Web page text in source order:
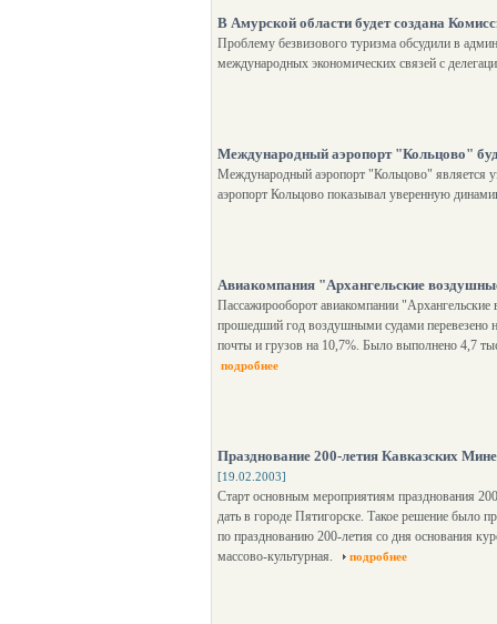
В Амурской области будет создана
Проблему безвизового туризма обсудили в
международных экономических связей с
Международный аэропорт "Кольцово"
Международный аэропорт "Кольцово" является
аэропорт Кольцово показывал уверенную
Авиакомпания "Архангельские
Пассажирооборот авиакомпании
прошедший год воздушными судами перевезено
почты и грузов на 10,7%. Было выполнено 4,7
подробнее
Празднование 200-летия Кавказских
[19.02.2003]
Старт основным мероприятиям празднования
дать в городе Пятигорске. Такое решение было
по празднованию 200-летия со дня основания
массово-культурная.
подробнее